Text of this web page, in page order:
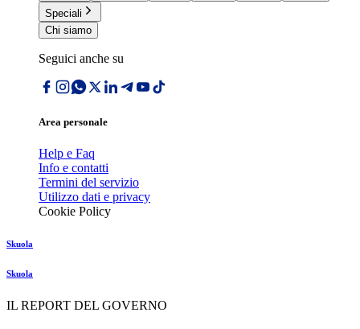
Speciali
Chi siamo
Seguici anche su
Area personale
Help e Faq
Info e contatti
Termini del servizio
Utilizzo dati e privacy
Cookie Policy
Skuola
Skuola
IL REPORT DEL GOVERNO